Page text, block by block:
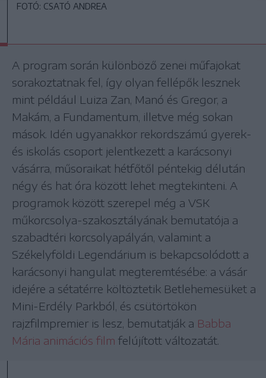
FOTÓ: CSATÓ ANDREA
A program során különböző zenei műfajokat
sorakoztatnak fel, így olyan fellépők lesznek
mint például Luiza Zan, Manó és Gregor, a
Makám, a Fundamentum, illetve még sokan
mások. Idén ugyanakkor rekordszámú gyerek-
és iskolás csoport jelentkezett a karácsonyi
vásárra, műsoraikat hétfőtől péntekig délután
négy és hat óra között lehet megtekinteni. A
programok között szerepel még a VSK
műkorcsolya-szakosztályának bemutatója a
szabadtéri korcsolyapályán, valamint a
Székelyföldi Legendárium is bekapcsolódott a
karácsonyi hangulat megteremtésébe: a vásár
idejére a sétatérre költöztetik Betlehemesüket a
Mini-Erdély Parkból, és csütörtökön
rajzfilmpremier is lesz, bemutatják a Babba
Mária animációs film felújított változatát.